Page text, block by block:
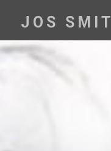
JOS SMIT